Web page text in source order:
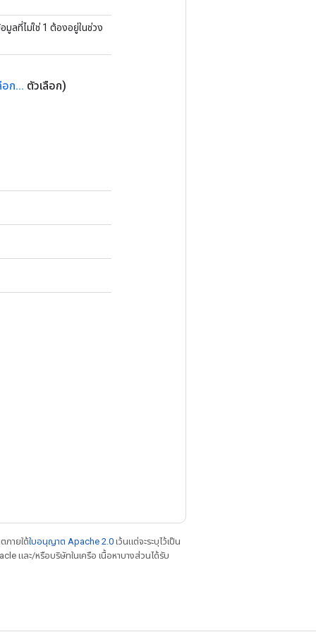
มูลที่ไม่ใช่ 1 ต้องอยู่ในช่วง
อก... ตัวเลือก)
ภายใต้ใบอนุญาต Apache 2.0 เว้นแต่จะระบุไว้เป็น
และ/หรือบริษัทในเครือ เนื้อหาบางส่วนได้รับ